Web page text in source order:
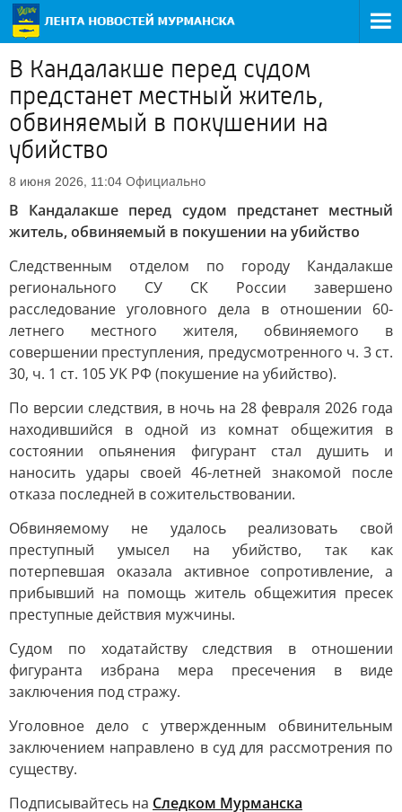
В Кандалакше перед судом
предстанет местный житель,
обвиняемый в покушении на
убийство
8 июня 2026, 11:04 Официально
В Кандалакше перед судом предстанет местный
житель, обвиняемый в покушении на убийство
Следственным отделом по городу Кандалакше
регионального СУ СК России завершено
расследование уголовного дела в отношении 60-
летнего местного жителя, обвиняемого в
совершении преступления, предусмотренного ч. 3 ст.
30, ч. 1 ст. 105 УК РФ (покушение на убийство).
По версии следствия, в ночь на 28 февраля 2026 года
находившийся в одной из комнат общежития в
состоянии опьянения фигурант стал душить и
наносить удары своей 46-летней знакомой после
отказа последней в сожительствовании.
Обвиняемому не удалось реализовать свой
преступный умысел на убийство, так как
потерпевшая оказала активное сопротивление, а
прибывший на помощь житель общежития пресек
преступные действия мужчины.
Судом по ходатайству следствия в отношении
фигуранта избрана мера пресечения в виде
заключения под стражу.
Уголовное дело с утвержденным обвинительным
заключением направлено в суд для рассмотрения по
существу.
Подписывайтесь на Следком Мурманска